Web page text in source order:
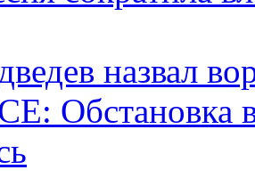
назвал
Обстановка